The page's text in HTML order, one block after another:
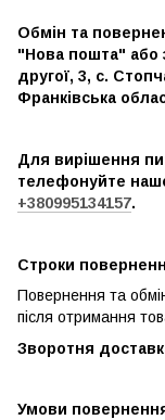
Обмін та
"Нова пошта" або
другої, 3, с.
Франківська
Для вирішення
телефонуйте
+380995134157.
Строки
Повернення та
після отримання
Зворотня
Умови повернення